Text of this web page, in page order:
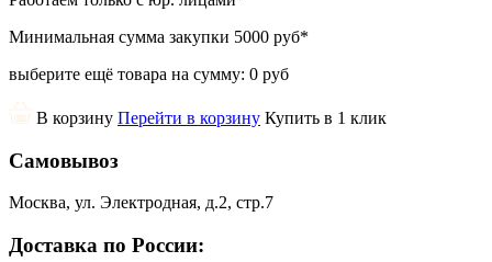
Минимальная сумма закупки 5000 руб*
выберите ещё товара на сумму: 0 руб
В корзину Перейти в корзину Купить в 1 клик
Самовывоз
Москва, ул. Электродная, д.2, стр.7
Доставка по России: